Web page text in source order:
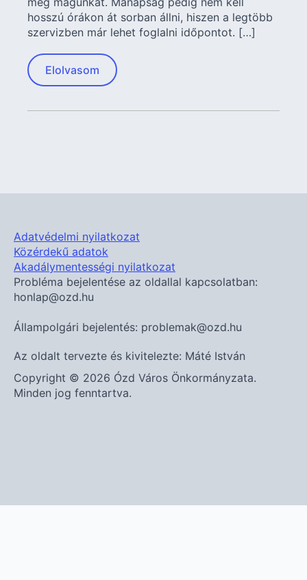
hosszú órákon át sorban állni, hiszen a legtöbb
szervizben már lehet foglalni időpontot. […]
Elolvasom
Adatvédelmi nyilatkozat
Közérdekű adatok
Akadálymentességi nyilatkozat
Probléma bejelentése az oldallal kapcsolatban:
honlap@ozd.hu
Állampolgári bejelentés: problemak@ozd.hu
Az oldalt tervezte és kivitelezte: Máté István
Copyright © 2026 Ózd Város Önkormányzata.
Minden jog fenntartva.